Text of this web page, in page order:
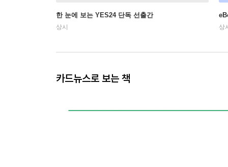
한 눈에 보는 YES24 단독 선출간
상시 상
카드뉴스로 보는 책